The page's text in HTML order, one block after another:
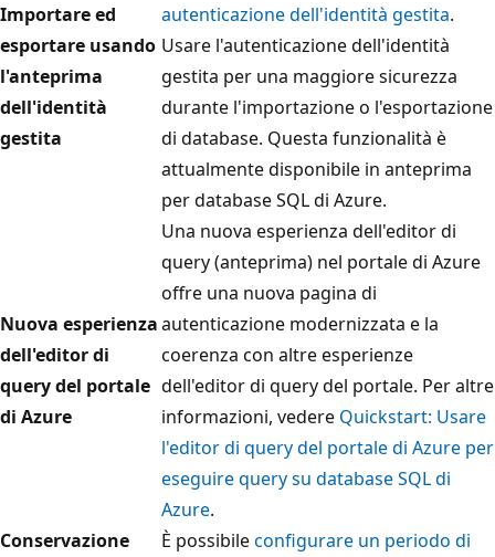
Importare ed
esportare usando
l'anteprima
dell'identità
gestita
autenticazione dell'identità gestita.
Usare l'autenticazione dell'identità
gestita per una maggiore sicurezza
durante l'importazione o l'esportazione
di database. Questa funzionalità è
attualmente disponibile in anteprima
per database SQL di Azure.
Nuova esperienza
dell'editor di
query del portale
di Azure
Una nuova esperienza dell'editor di
query (anteprima) nel portale di Azure
offre una nuova pagina di
autenticazione modernizzata e la
coerenza con altre esperienze
dell'editor di query del portale. Per altre
informazioni, vedere Quickstart: Usare
l'editor di query del portale di Azure per
eseguire query su database SQL di
Azure.
Conservazione
È possibileconfigurare un periodo di